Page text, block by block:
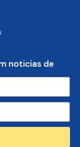
noticias de